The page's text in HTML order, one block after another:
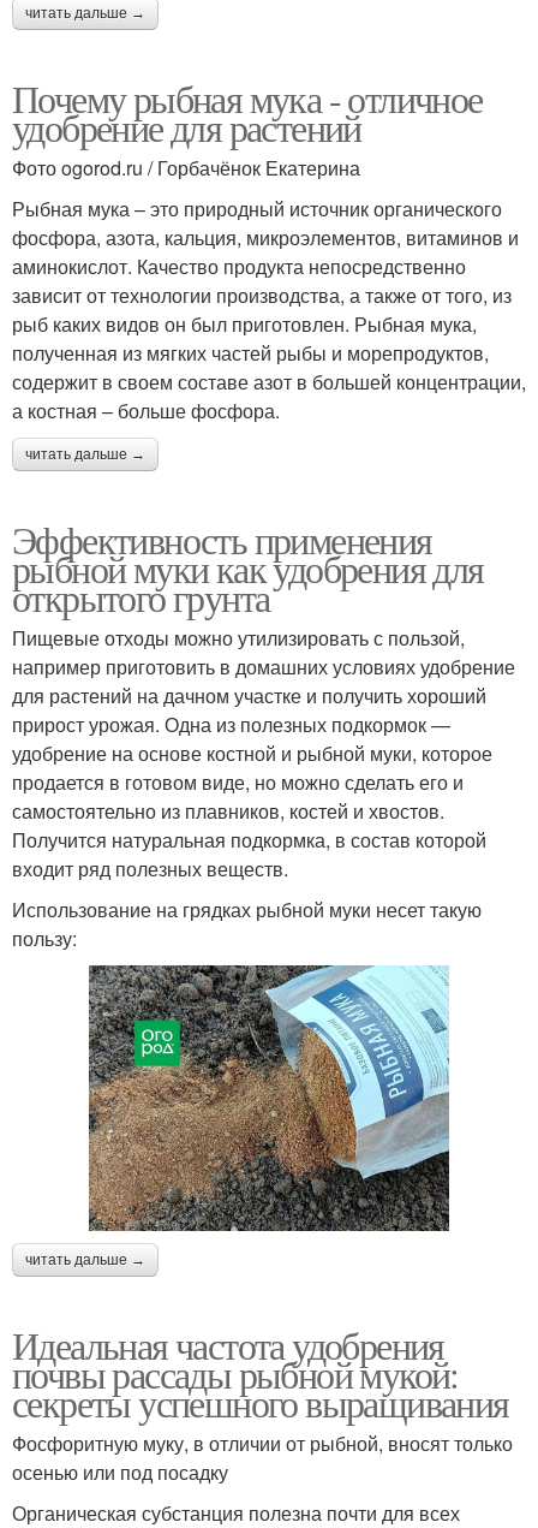
читать дальше →
Почему рыбная мука - отличное
удобрение для растений
Фото ogorod.ru / Горбачёнок Екатерина
Рыбная мука – это природный источник органического
фосфора, азота, кальция, микроэлементов, витаминов и
аминокислот. Качество продукта непосредственно
зависит от технологии производства, а также от того, из
рыб каких видов он был приготовлен. Рыбная мука,
полученная из мягких частей рыбы и морепродуктов,
содержит в своем составе азот в большей концентрации,
а костная – больше фосфора.
читать дальше →
Эффективность применения
рыбной муки как удобрения для
открытого грунта
Пищевые отходы можно утилизировать с пользой,
например приготовить в домашних условиях удобрение
для растений на дачном участке и получить хороший
прирост урожая. Одна из полезных подкормок —
удобрение на основе костной и рыбной муки, которое
продается в готовом виде, но можно сделать его и
самостоятельно из плавников, костей и хвостов.
Получится натуральная подкормка, в состав которой
входит ряд полезных веществ.
Использование на грядках рыбной муки несет такую
пользу:
читать дальше →
Идеальная частота удобрения
почвы рассады рыбной мукой:
секреты успешного выращивания
Фосфоритную муку, в отличии от рыбной, вносят только
осенью или под посадку
Органическая субстанция полезна почти для всех